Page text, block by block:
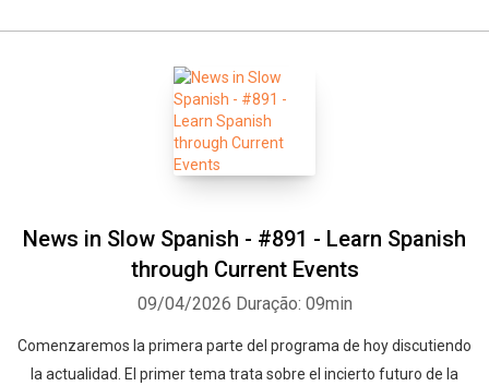
News in Slow Spanish - #891 - Learn Spanish
through Current Events
09/04/2026 Duração: 09min
Comenzaremos la primera parte del programa de hoy discutiendo
la actualidad. El primer tema trata sobre el incierto futuro de la